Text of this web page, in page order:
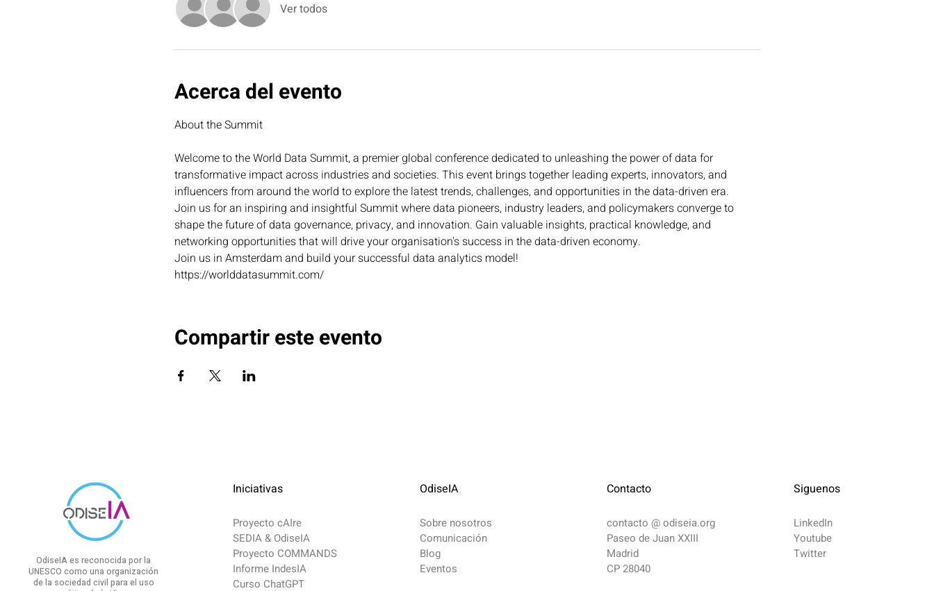
Ver todos
Acerca del evento
About the Summit
Welcome to the World Data Summit, a premier global conference dedicated to unleashing the power of data for
transformative impact across industries and societies. This event brings together leading experts, innovators, and
influencers from around the world to explore the latest trends, challenges, and opportunities in the data-driven era.
Join us for an inspiring and insightful Summit where data pioneers, industry leaders, and policymakers converge to
shape the future of data governance, privacy, and innovation. Gain valuable insights, practical knowledge, and
networking opportunities that will drive your organisation's success in the data-driven economy.
Join us in Amsterdam and build your successful data analytics model!
https://worlddatasummit.com/
Compartir este evento
OdiseIA es reconocida por la
UNESCO como una organización
de la sociedad civil para el uso
Iniciativas
Proyecto cAIre
SEDIA & OdiseIA
Proyecto COMMANDS
Informe IndesIA
Curso ChatGPT
OdiseIA
Sobre nosotros
Comunicación
Blog
Eventos
Contacto
contacto @odiseia.org
Paseo de Juan XXIII
Madrid
CP 28040
Siguenos
LinkedIn
Youtube
Twitter